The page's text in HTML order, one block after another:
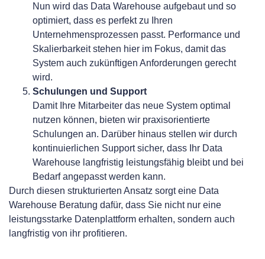
Nun wird das Data Warehouse aufgebaut und so
optimiert, dass es perfekt zu Ihren
Unternehmensprozessen passt. Performance und
Skalierbarkeit stehen hier im Fokus, damit das
System auch zukünftigen Anforderungen gerecht
wird.
Schulungen und Support
Damit Ihre Mitarbeiter das neue System optimal
nutzen können, bieten wir praxisorientierte
Schulungen an. Darüber hinaus stellen wir durch
kontinuierlichen Support sicher, dass Ihr Data
Warehouse langfristig leistungsfähig bleibt und bei
Bedarf angepasst werden kann.
Durch diesen strukturierten Ansatz sorgt eine Data
Warehouse Beratung dafür, dass Sie nicht nur eine
leistungsstarke Datenplattform erhalten, sondern auch
langfristig von ihr profitieren.